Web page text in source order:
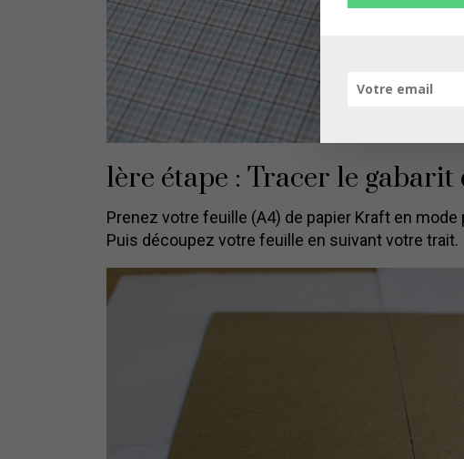
1ère étape : Tracer le
Prenez votre feuille (A4) de papier Kraft en
Puis découpez votre feuille en suivant votre trait.